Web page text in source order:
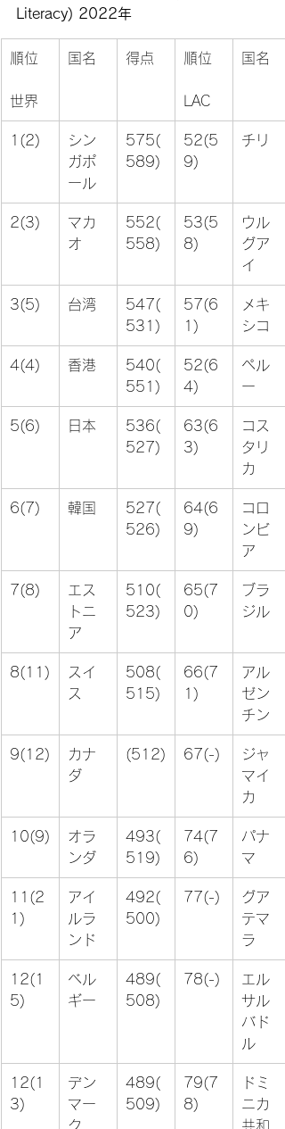
Literacy) 2022年
順位
世界
国名 得点 順位
LAC
国名
1(2)
シン
ガポ
ール
575(
589)
52(5
9)
チリ
2(3)
マカ
オ
552(
558)
53(5
8)
ウル
グア
イ
3(5) 台湾
547(
531)
57(6
1)
メキ
シコ
4(4) 香港
540(
551)
52(6
4)
ペル
ー
5(6) 日本
536(
527)
63(6
3)
コス
タリ
カ
6(7) 韓国
527(
526)
64(6
9)
コロ
ンビ
ア
7(8)
エス
トニ
ア
510(
523)
65(7
0)
ブラ
ジル
8(11)
スイ
ス
508(
515)
66(7
1)
アル
ゼン
チン
9(12)
カナ
ダ
(512) 67(-)
ジャ
マイ
カ
10(9)
オラ
ンダ
493(
519)
74(7
6)
パナ
マ
11(2
1)
アイ
ルラ
ンド
492(
500)
77(-)
グア
テマ
ラ
12(1
5)
ベル
ギー
489(
508)
78(-)
エル
サル
バド
ル
12(1
3)
デン
マー
ク
489(
509)
79(7
8)
ドミ
ニカ
共和